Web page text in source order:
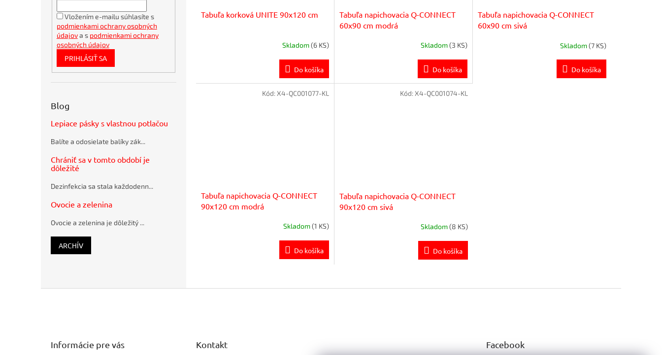
360x275mm
Trvanlivé
mlieko
RAJO
plnotučné
3,5% 1 ℓ
Bambusové
pero
Bublinkové
obálky
SUMO
hnedé
disk USB
Q-
2.0, 4 GB
Vložením e-mailu súhlasíte s
podmienkami ochrany osobných
údajova s podmienkami ochrany
osobných údajov
PRIHLÁSIŤ SA
Blog
Lepiace pásky s vlastnou potlačou
Balíte a odosielate balíky zák...
Chrániť sa v tomto období je
dôležité
Dezinfekcia sa stala každodenn...
Ovocie a zelenina
Ovocie a zelenina je dôležitý ...
ARCHÍV
Tabuľa korková UNITE 90x120 cm
Skladom(6 KS)
Do košíka
Tabuľa napichovacia Q-CONNECT
60x90 cm modrá
Skladom(3 KS)
Do košíka
Tabuľa napichovacia Q-CONNECT
60x90 cm sivá
Skladom(7 KS)
Do košíka
Tabuľa napichovacia Q-CONNECT
90x120 cm modrá
Skladom(1 KS)
Do košíka
Kód:X4-QC001077-KL
Tabuľa napichovacia Q-CONNECT
90x120 cm sivá
Skladom(8 KS)
Do košíka
Kód:X4-QC001074-KL
v
e
Informácie pre vás Kontakt Facebook